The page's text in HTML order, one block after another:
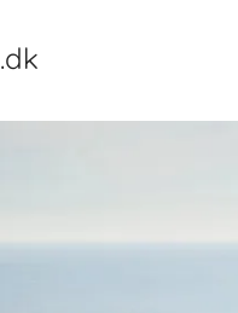
.dk